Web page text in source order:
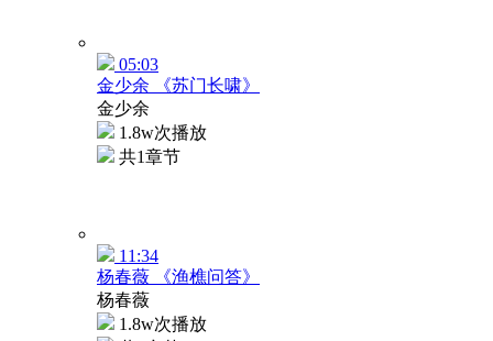
05:03
金少余 《苏门长啸》
金少余
1.8w次播放
共1章节
11:34
杨春薇 《渔樵问答》
杨春薇
1.8w次播放